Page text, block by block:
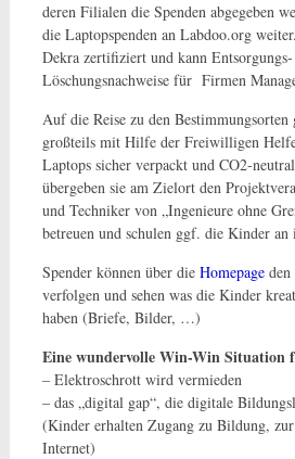
deren Filialen die Spenden abgegeben
die Laptopspenden an Labdoo.org
Dekra zertifiziert und kann
Löschungsnachweise für Firmen
Auf die Reise zu den Bestimmungsorten
großteils mit Hilfe der Freiwilligen
Laptops sicher verpackt und CO2-
übergeben sie am Zielort den
und Techniker von „Ingenieure ohne
betreuen und schulen ggf. die Kinder
Spender können über die Homepageden
verfolgen und sehen was die Kinder
haben (Briefe, Bilder, …)
Eine wundervolle Win-Win Situation
– Elektroschrott wird vermieden
– das „digital gap“, die digitale
(Kinder erhalten Zugang zu Bildung,
Internet)